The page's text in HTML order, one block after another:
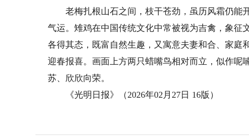
老梅扎根山石之间，枝干苍劲，虽历风霜仍能
气运。雉鸡在中国传统文化中常被视为吉禽，象征
各得其态，既富自然生趣，又寓意夫妻和合、家庭
迎春报喜。画面上方两只蜡嘴鸟相对而立，似作呢
苏、欣欣向荣。
《光明日报》（2026年02月27日 16版）